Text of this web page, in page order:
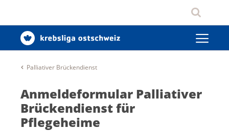
Palliativer Brückendienst
Anmeldeformular Palliativer
Brückendienst für
Pflegeheime